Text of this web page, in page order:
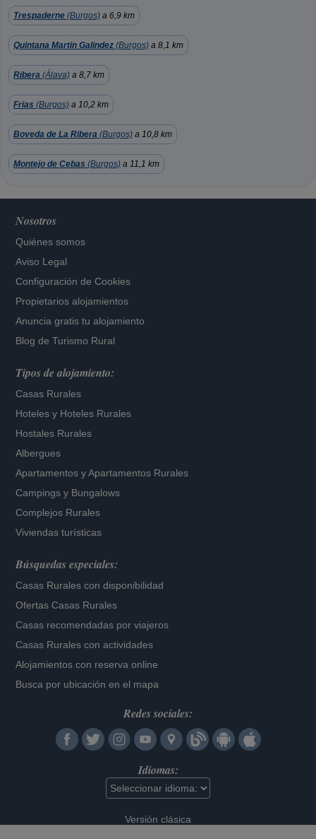
Trespaderne (Burgos) a 6,9 km
Quintana Martin Galindez (Burgos) a 8,1 km
Ribera (Álava) a 8,7 km
Frias (Burgos) a 10,2 km
Boveda de La Ribera (Burgos) a 10,8 km
Montejo de Cebas (Burgos) a 11,1 km
Nosotros
Quiénes somos
Aviso Legal
Configuración de Cookies
Propietarios alojamientos
Anuncia gratis tu alojamiento
Blog de Turismo Rural
Tipos de alojamiento:
Casas Rurales
Hoteles y Hoteles Rurales
Hostales Rurales
Albergues
Apartamentos yApartamentos Rurales
Campings y Bungalows
Complejos Rurales
Viviendas turísticas
Búsquedas especiales:
Casas Rurales con disponibilidad
Ofertas Casas Rurales
Casas recomendadas por viajeros
Casas Rurales con actividades
Alojamientos con reserva online
Busca por ubicación en el mapa
Redes sociales:
Idiomas:
Versión clásica